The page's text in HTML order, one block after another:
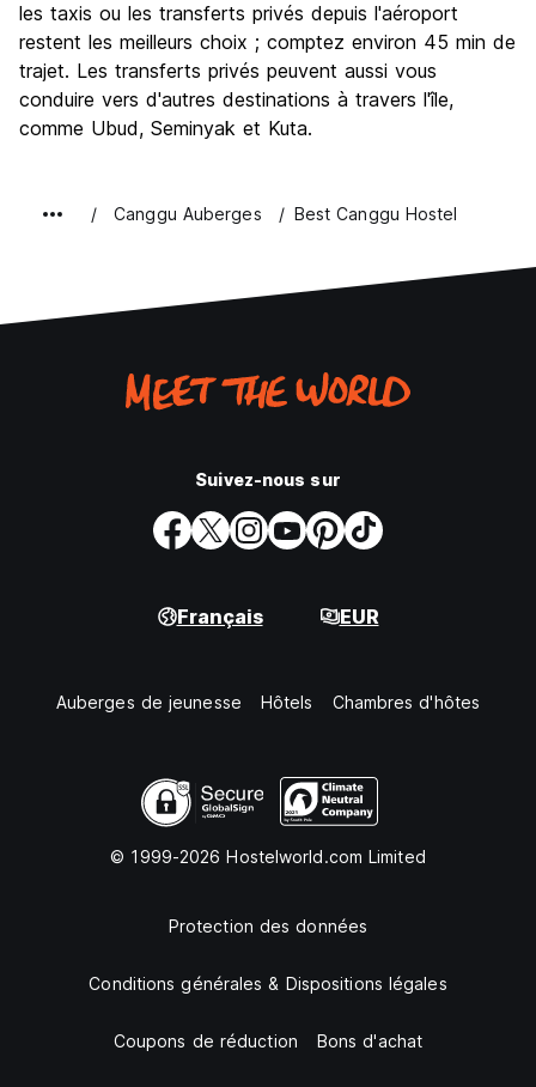
les taxis ou les transferts privés depuis l'aéroport
restent les meilleurs choix ; comptez environ 45 min de
trajet. Les transferts privés peuvent aussi vous
conduire vers d'autres destinations à travers l'île,
comme Ubud, Seminyak et Kuta.
Canggu Auberges Best Canggu Hostel
Suivez-nous sur
Français EUR
Auberges de jeunesse Hôtels Chambres d'hôtes
© 1999-2026 Hostelworld.com Limited
Protection des données
Conditions générales & Dispositions légales
Coupons de réduction Bons d'achat